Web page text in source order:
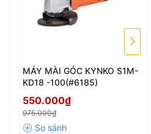
MÁY MÀI GÓC KYNKO S1M-
KD18 -100(#6185)
550.000₫
975.000₫